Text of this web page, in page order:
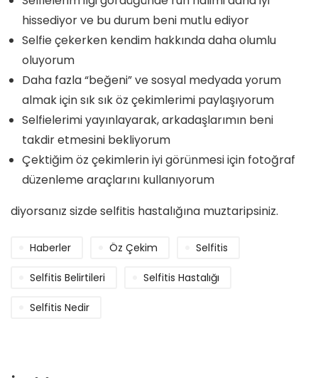
hissediyor ve bu durum beni mutlu ediyor
Selfie çekerken kendim hakkında daha olumlu
oluyorum
Daha fazla “beğeni” ve sosyal medyada yorum
almak için sık sık öz çekimlerimi paylaşıyorum
Selfielerimi yayınlayarak, arkadaşlarımın beni
takdir etmesini bekliyorum
Çektiğim öz çekimlerin iyi görünmesi için fotoğraf
düzenleme araçlarını kullanıyorum
diyorsanız sizde selfitis hastalığına muztaripsiniz.
Haberler Öz Çekim Selfitis
Selfitis Belirtileri Selfitis Hastalığı
Selfitis Nedir